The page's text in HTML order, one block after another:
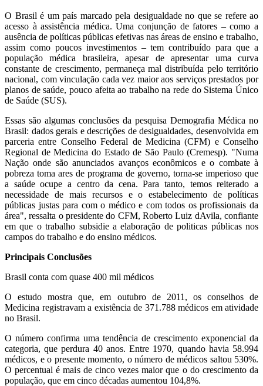
O Brasil é um país marcado pela desigualdade no que se refere ao
acesso à assistência médica. Uma conjunção de fatores – como a
ausência de políticas públicas efetivas nas áreas de ensino e trabalho,
assim como poucos investimentos – tem contribuído para que a
população médica brasileira, apesar de apresentar uma curva
constante de crescimento, permaneça mal distribuída pelo território
nacional, com vinculação cada vez maior aos serviços prestados por
planos de saúde, pouco afeita ao trabalho na rede do Sistema Único
de Saúde (SUS).
Essas são algumas conclusões da pesquisa Demografia Médica no
Brasil: dados gerais e descrições de desigualdades, desenvolvida em
parceria entre Conselho Federal de Medicina (CFM) e Conselho
Regional de Medicina do Estado de São Paulo (Cremesp). "Numa
Nação onde são anunciados avanços econômicos e o combate à
pobreza toma ares de programa de governo, torna-se imperioso que
a saúde ocupe a centro da cena. Para tanto, temos reiterado a
necessidade de mais recursos e o estabelecimento de políticas
públicas justas para com o médico e com todos os profissionais da
área", ressalta o presidente do CFM, Roberto Luiz dAvila, confiante
em que o trabalho subsidie a elaboração de politicas públicas nos
campos do trabalho e do ensino médicos.
Principais Conclusões
Brasil conta com quase 400 mil médicos
O estudo mostra que, em outubro de 2011, os conselhos de
Medicina registravam a existência de 371.788 médicos em atividade
no Brasil.
O número confirma uma tendência de crescimento exponencial da
categoria, que perdura 40 anos. Entre 1970, quando havia 58.994
médicos, e o presente momento, o número de médicos saltou 530%.
O percentual é mais de cinco vezes maior que o do crescimento da
população, que em cinco décadas aumentou 104,8%.